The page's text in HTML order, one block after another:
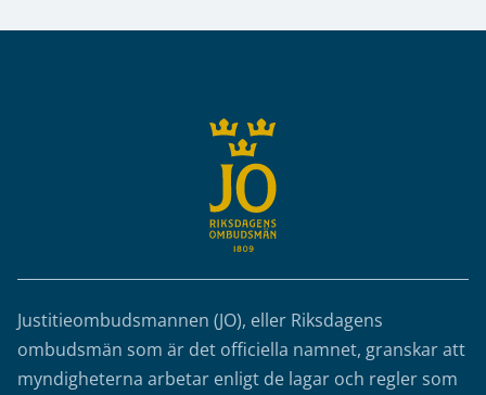
Justitieombudsmannen (JO), eller Riksdagens
ombudsmän som är det officiella namnet, granskar att
myndigheterna arbetar enligt de lagar och regler som